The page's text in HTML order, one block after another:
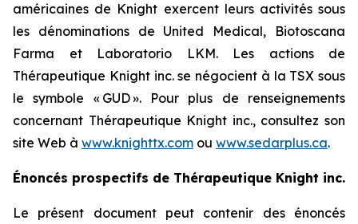
américaines de Knight exercent leurs activités sous
les dénominations de United Medical, Biotoscana
Farma et Laboratorio LKM. Les actions de
Thérapeutique Knight inc. se négocient à la TSX sous
le symbole « GUD ». Pour plus de renseignements
concernant Thérapeutique Knight inc., consultez son
site Web à www.knighttx.com ou www.sedarplus.ca.
Énoncés prospectifs de Thérapeutique Knight inc.
Le présent document peut contenir des énoncés